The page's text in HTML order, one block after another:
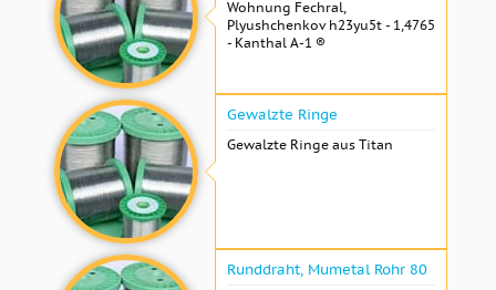
Wohnung Fechral, ​​
Plyushchenkov h23yu5t - 1,4765
- Kanthal A-1 ®
Gewalzte Ringe
Gewalzte Ringe aus Titan
Runddraht, Mumetal Rohr 80